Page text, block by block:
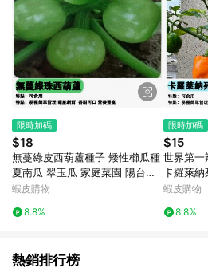
限時加碼
$18
無蔓綠皮西葫蘆種子 矮性櫛瓜種
夏南瓜 翠玉瓜 家庭菜園 陽台盆
栽 易栽種 豐收快 自種無農藥 新
蝦皮購物
8.8%
限時加碼
$15
世界第一
卡羅萊納
盆栽陽台
蝦皮購物
8.8%
熱銷排行榜